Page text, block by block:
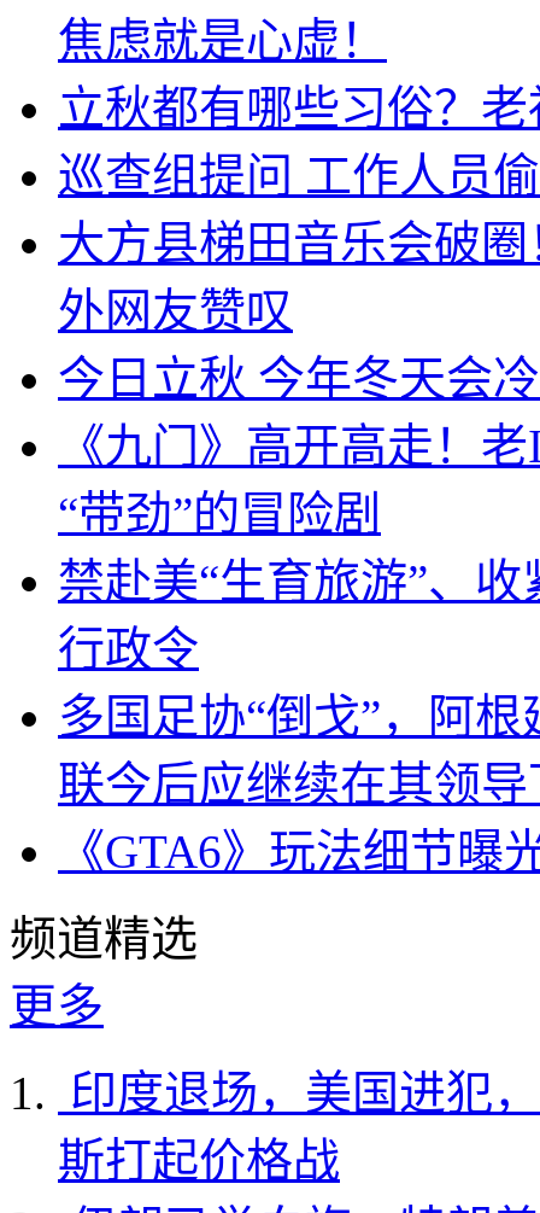
焦虑就是心虚！
立秋都有哪些习俗？
巡查组提问 工作人员
大方县梯田音乐会破
外网友赞叹
今日立秋 今年冬天会
《九门》高开高走！
“带劲”的冒险剧
禁赴美“生育旅游”、
行政令
多国足协“倒戈”，阿
联今后应继续在其领
《GTA6》玩法细节
频道精选
更多
印度退场，美国进犯
斯打起价格战